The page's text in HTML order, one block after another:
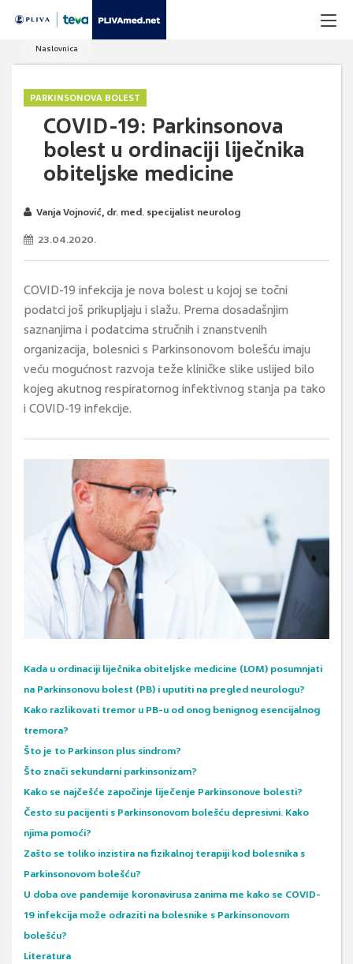
Naslovnica
PARKINSONOVA BOLEST
COVID-19: Parkinsonova
bolest u ordinaciji liječnika
obiteljske medicine
Vanja Vojnović, dr. med. specijalist neurolog
23.04.2020.
COVID-19 infekcija je nova bolest u kojoj se točni
podatci još prikupljaju i slažu. Prema dosadašnjim
saznanjima i podatcima stručnih i znanstvenih
organizacija, bolesnici s Parkinsonovom bolešću imaju
veću mogućnost razvoja teže kliničke slike uslijed bilo
kojeg akutnog respiratornog infektivnog stanja pa tako
i COVID-19 infekcije.
Kada u ordinaciji liječnika obiteljske medicine (LOM) posumnjati
na Parkinsonovu bolest (PB) i uputiti na pregled neurologu?
Kako razlikovati tremor u PB-u od onog benignog esencijalnog
tremora?
Što je to Parkinson plus sindrom?
Što znači sekundarni parkinsonizam?
Kako se najčešće započinje liječenje Parkinsonove bolesti?
Često su pacijenti s Parkinsonovom bolešću depresivni. Kako
njima pomoći?
Zašto se toliko inzistira na fizikalnoj terapiji kod bolesnika s
Parkinsonovom bolešću?
U doba ove pandemije koronavirusa zanima me kako se COVID-
19 infekcija može odraziti na bolesnike s Parkinsonovom
bolešću?
Literatura